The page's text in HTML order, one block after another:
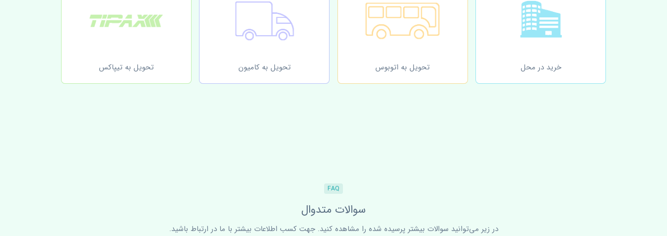
خرید در محل تحویل به اتوبوس تحویل به کامیون تحویل به تیپاکس
FAQ
سوالات متدوال
در زیر می‌توانید سوالات بیشتر پرسیده شده را مشاهده کنید. جهت کسب اطلاعات بیشتر با ما در ارتباط باشید.